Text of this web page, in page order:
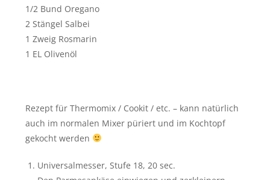
1/2 Bund Oregano
2 Stängel Salbei
1 Zweig Rosmarin
1 EL Olivenöl
Rezept für Thermomix / Cookit / etc. – kann natürlich
auch im normalen Mixer püriert und im Kochtopf
gekocht werden
Universalmesser, Stufe 18, 20 sec.